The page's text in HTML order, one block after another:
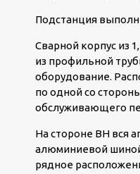
Подстанция
Сварной корпус из
из профильной
оборудование.
по одной со
обслуживающего
На стороне ВН вся
алюминиевой
рядное